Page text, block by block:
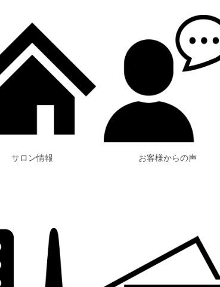
サロン情報 お客様からの声